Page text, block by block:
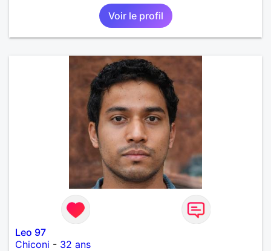
Voir le profil
Leo 97
Chiconi - 32 ans